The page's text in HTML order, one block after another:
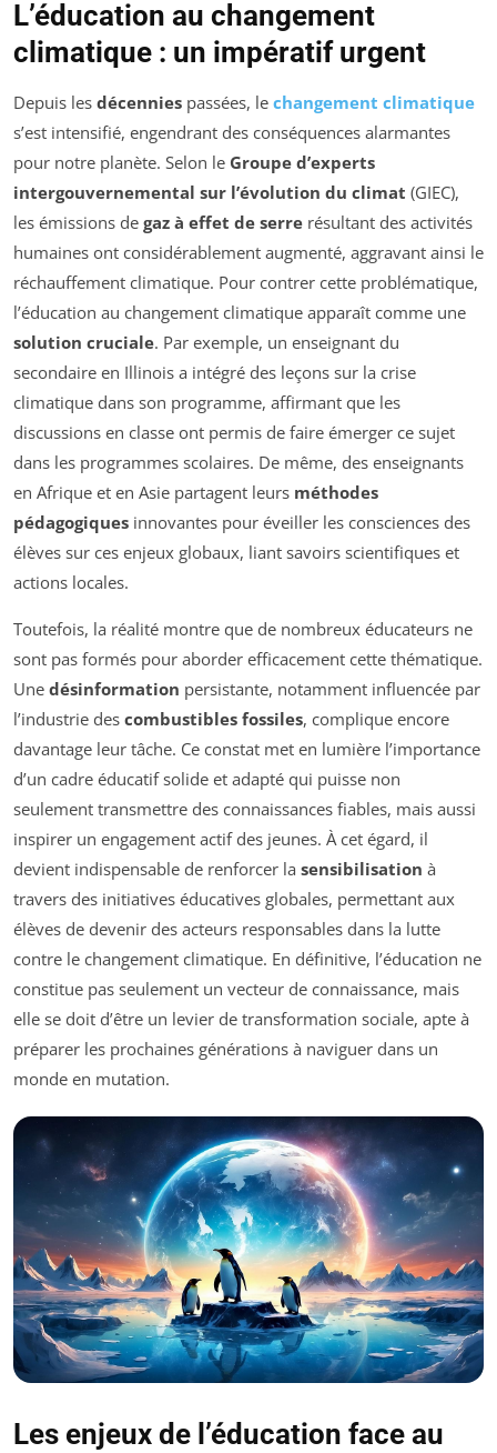
L’éducation au changement
climatique : un impératif urgent
Depuis les décennies passées, le changement climatique
s’est intensifié, engendrant des conséquences alarmantes
pour notre planète. Selon le Groupe d’experts
intergouvernemental sur l’évolution du climat (GIEC),
les émissions de gaz à effet de serre résultant des activités
humaines ont considérablement augmenté, aggravant ainsi le
réchauffement climatique. Pour contrer cette problématique,
l’éducation au changement climatique apparaît comme une
solution cruciale. Par exemple, un enseignant du
secondaire en Illinois a intégré des leçons sur la crise
climatique dans son programme, affirmant que les
discussions en classe ont permis de faire émerger ce sujet
dans les programmes scolaires. De même, des enseignants
en Afrique et en Asie partagent leurs méthodes
pédagogiques innovantes pour éveiller les consciences des
élèves sur ces enjeux globaux, liant savoirs scientifiques et
actions locales.
Toutefois, la réalité montre que de nombreux éducateurs ne
sont pas formés pour aborder efficacement cette thématique.
Une désinformation persistante, notamment influencée par
l’industrie des combustibles fossiles, complique encore
davantage leur tâche. Ce constat met en lumière l’importance
d’un cadre éducatif solide et adapté qui puisse non
seulement transmettre des connaissances fiables, mais aussi
inspirer un engagement actif des jeunes. À cet égard, il
devient indispensable de renforcer la sensibilisation à
travers des initiatives éducatives globales, permettant aux
élèves de devenir des acteurs responsables dans la lutte
contre le changement climatique. En définitive, l’éducation ne
constitue pas seulement un vecteur de connaissance, mais
elle se doit d’être un levier de transformation sociale, apte à
préparer les prochaines générations à naviguer dans un
monde en mutation.
Les enjeux de l’éducation face au